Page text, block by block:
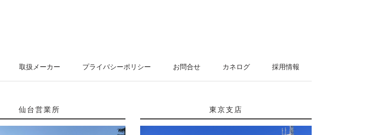
取扱メーカー プライバシーポリシー お問合せ カネログ 採用情報
仙台営業所 東京支店